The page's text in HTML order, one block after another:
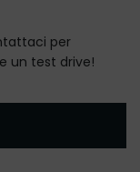
per
un test drive!